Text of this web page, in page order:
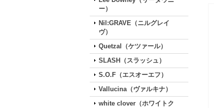
ー）
Nil:GRAVE（ニルグレイ
ヴ）
Quetzal（ケツァール）
SLASH（スラッシュ）
S.O.F（エスオーエフ）
Vallucina（ヴァルキナ）
white clover（ホワイトク